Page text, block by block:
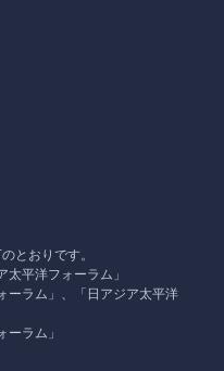
とおりです。
平洋フォーラム」
ーラム」、「日アジア太平洋
ラム」